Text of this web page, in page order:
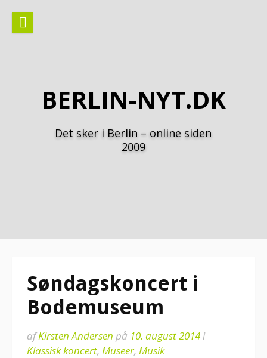
indhold
BERLIN-NYT.DK
Det sker i Berlin – online siden
2009
Søndagskoncert i
Bodemuseum
afKirsten Andersen på 10. august 2014i
Klassisk koncert, Museer, Musik